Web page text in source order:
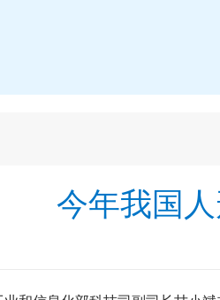
今年我国